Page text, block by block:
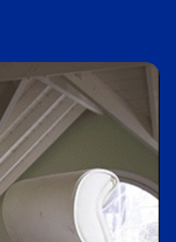
argentinas creadas con
Tiendanube